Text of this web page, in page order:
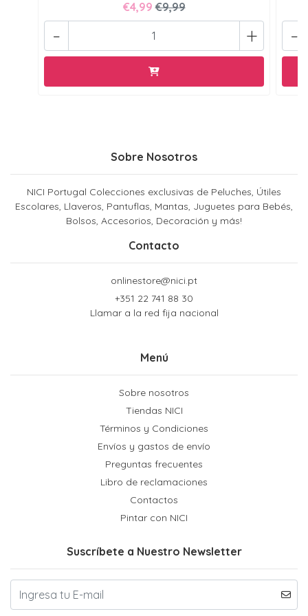
€4,99 €9,99
+
- -
Sobre Nosotros
NICI Portugal Colecciones exclusivas de Peluches, Útiles
Escolares, Llaveros, Pantuflas, Mantas, Juguetes para Bebés,
Bolsos, Accesorios, Decoración y más!
Contacto
onlinestore@nici.pt
+351 22 741 88 30
Llamar a la red fija nacional
Menú
Sobre nosotros
Tiendas NICI
Términos y Condiciones
Envíos y gastos de envío
Preguntas frecuentes
Libro de reclamaciones
Contactos
Pintar con NICI
Suscríbete a Nuestro Newsletter